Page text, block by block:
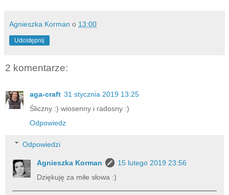
Agnieszka Korman o 13:00
Udostępnij
2 komentarze:
aga-craft 31 stycznia 2019 13:25
Śliczny :) wiosenny i radosny :)
Odpowiedz
Odpowiedzi
Agnieszka Korman
15 lutego 2019 23:56
Dziękuję za miłe słowa :)